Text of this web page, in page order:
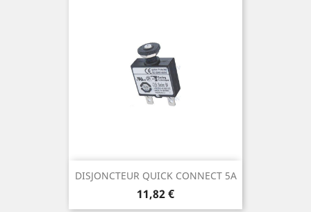
DISJONCTEUR QUICK CONNECT 5A
Prix
11,82 €